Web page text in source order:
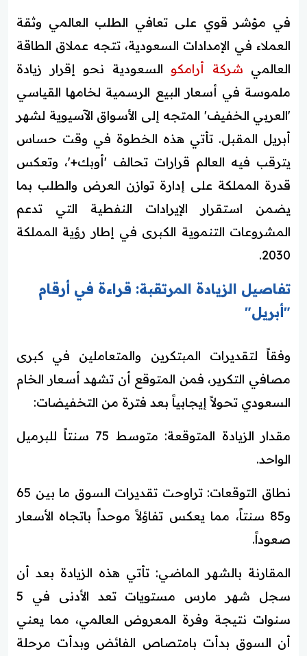
في مؤشر قوي على تعافي الطلب العالمي وثقة
العملاء في الإمدادات السعودية، تتجه عملاق الطاقة
العالمي شركة أرامكو السعودية نحو إقرار زيادة
ملموسة في أسعار البيع الرسمية لخامها القياسي
'العربي الخفيف' المتجه إلى الأسواق الآسيوية لشهر
أبريل المقبل. تأتي هذه الخطوة في وقت حساس
يترقب فيه العالم قرارات تحالف 'أوبك+'، وتعكس
قدرة المملكة على إدارة توازن العرض والطلب بما
يضمن استقرار الإيرادات النفطية التي تدعم
المشروعات التنموية الكبرى في إطار رؤية المملكة
2030.
تفاصيل الزيادة المرتقبة: قراءة في أرقام
"أبريل"
وفقاً لتقديرات المبتكرين والمتعاملين في كبرى
مصافي التكرير، فمن المتوقع أن تشهد أسعار الخام
السعودي تحولاً إيجابياً بعد فترة من التخفيضات:
مقدار الزيادة المتوقعة: متوسط 75 سنتاً للبرميل
الواحد.
نطاق التوقعات: تراوحت تقديرات السوق ما بين 65
و85 سنتاً، مما يعكس تفاؤلاً موحداً باتجاه الأسعار
صعوداً.
المقارنة بالشهر الماضي: تأتي هذه الزيادة بعد أن
سجل شهر مارس مستويات تعد الأدنى في 5
سنوات نتيجة وفرة المعروض العالمي، مما يعني
أن السوق بدأت بامتصاص الفائض وبدأت مرحلة